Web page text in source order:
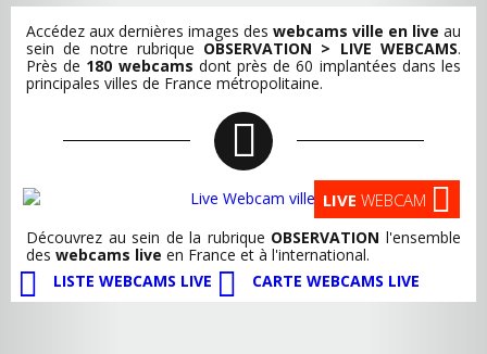
Accédez aux dernières images des webcams ville en live au
sein de notre rubrique OBSERVATION > LIVE WEBCAMS.
Près de 180 webcams dont près de 60 implantées dans les
principales villes de France métropolitaine.
LIVE WEBCAM
Découvrez au sein de la rubrique OBSERVATION l'ensemble
des webcams live en France et à l'international.
LISTE WEBCAMS LIVE
CARTE WEBCAMS LIVE